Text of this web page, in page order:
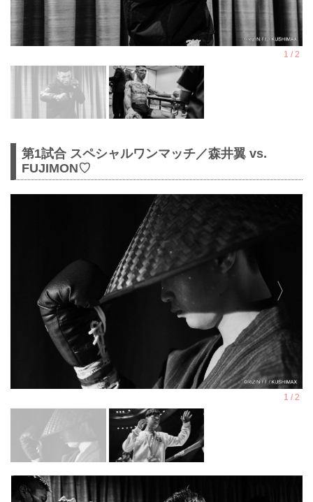
第1試合 スペシャルワンマッチ／森井翼 vs.
FUJIMON♡